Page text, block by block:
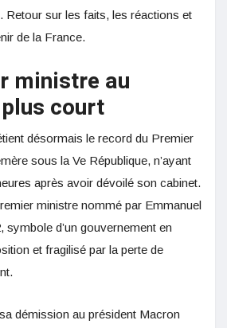
Retour sur les faits, les réactions et
de la France.
ministre au
court
désormais le record du Premier
sous la Ve République, n’ayant
après avoir dévoilé son cabinet.
ministre nommé par Emmanuel
symbole d’un gouvernement en
et fragilisé par la perte de
démission au président Macron